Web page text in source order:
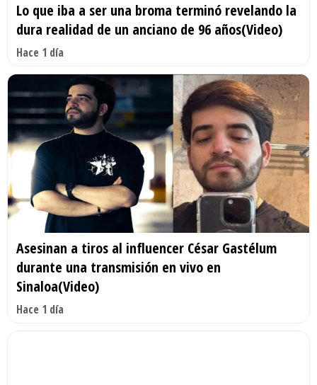
Lo que iba a ser una broma terminó revelando la
dura realidad de un anciano de 96 años(Video)
Hace 1 día
Asesinan a tiros al influencer César Gastélum
durante una transmisión en vivo en
Sinaloa(Video)
Hace 1 día